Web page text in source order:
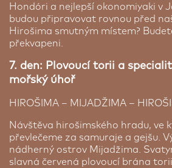
Parkování
Hondóri a nejlepší okonomiyaki v
budou připravovat rovnou před
Hirošima smutným místem?
překvapeni.
7. den: Plovoucí torii a
mořský úhoř
HIROŠIMA – MIJADŽIMA –
Návštěva hirošimského hradu, ve
převlečeme za samuraje a gejšu.
nádherný ostrov Mijadžima.
slavná červená plovoucí brána